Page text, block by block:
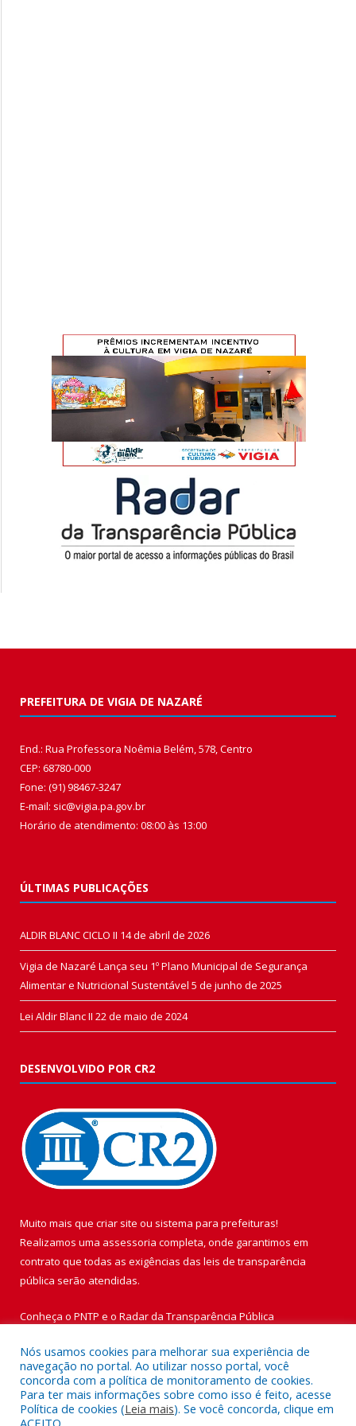
PREFEITURA DE VIGIA DE NAZARÉ
End.: Rua Professora Noêmia Belém, 578, Centro
CEP: 68780-000
Fone: (91) 98467-3247
E-mail: sic@vigia.pa.gov.br
Horário de atendimento: 08:00 às 13:00
ÚLTIMAS PUBLICAÇÕES
ALDIR BLANC CICLO II 14 de abril de 2026
Vigia de Nazaré Lança seu 1º Plano Municipal de Segurança
Alimentar e Nutricional Sustentável 5 de junho de 2025
Lei Aldir Blanc II 22 de maio de 2024
DESENVOLVIDO POR CR2
Muito mais que criar site ou sistema para prefeituras!
Realizamos uma assessoria completa, onde garantimos em
contrato que todas as exigências das leis de transparência
pública serão atendidas.
Conheça o PNTP e o Radar da Transparência Pública
Todos os direitos reservados a Prefeitura Municipal de Vigia de
Nazaré.
Nós usamos cookies para melhorar sua experiência de
navegação no portal. Ao utilizar nosso portal, você
concorda com a política de monitoramento de cookies.
Para ter mais informações sobre como isso é feito, acesse
Política de cookies (Leia mais). Se você concorda, clique em
ACEITO.